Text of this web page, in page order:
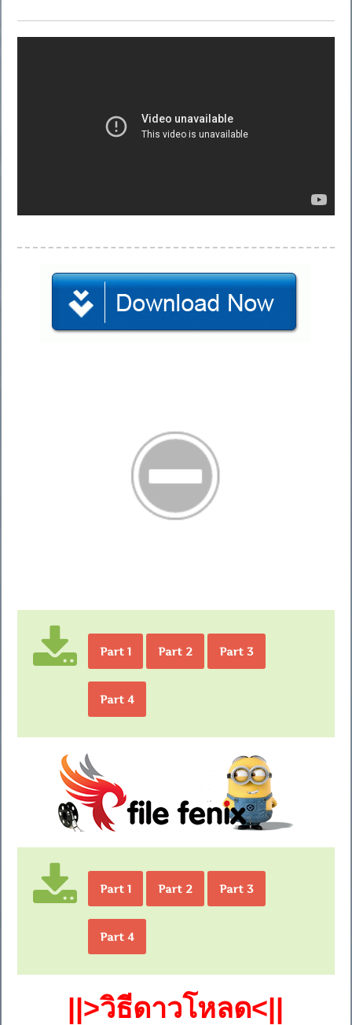
Part 1 Part 2 Part 3
Part 4
Part 1 Part 2 Part 3
Part 4
||>วิธีดาวโหลด<||